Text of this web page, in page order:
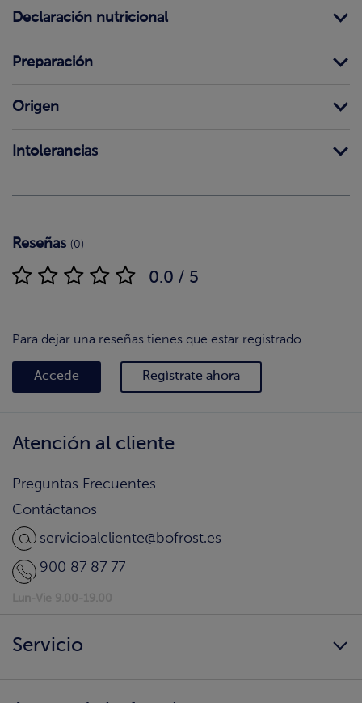
Declaración nutricional
Preparación
Origen
Intolerancias
Reseñas (0)
0.0 / 5
Para dejar una reseñas tienes que estar registrado
Accede Regìstrate ahora
Atención al cliente
Preguntas Frecuentes
Contáctanos
servicioalcliente@bofrost.es
900 87 87 77
Servicio